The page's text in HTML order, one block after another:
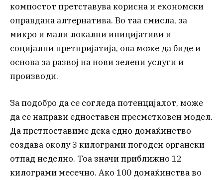
компостот претставува корисна и економски
оправдана алтернатива. Во таа смисла, за
микро и мали локални иницијативи и
социјални претпријатија, ова може да биде и
основа за развој на нови зелени услуги и
производи.
За подобро да се согледа потенцијалот, може
да се направи едноставен пресметковен модел.
Да претпоставиме дека едно домаќинство
создава околу 3 килограми погоден органски
отпад неделно. Тоа значи приближно 12
килограми месечно. Ако 100 домаќинства во